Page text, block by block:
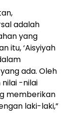
adalah
yang
itu, ‘Aisyiyah
ada. Oleh
-nilai
memberikan
laki-laki,”